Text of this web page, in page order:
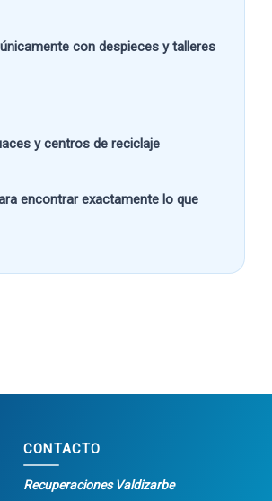
con despieces y talleres
y centros de reciclaje
encontrar exactamente lo que
CONTACTO
Recuperaciones Valdizarbe